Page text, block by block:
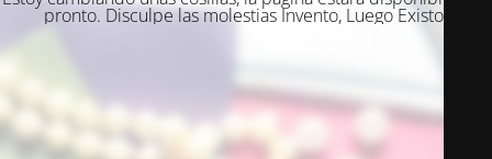
pronto. Disculpe las molestias Invento, Luego Existo.